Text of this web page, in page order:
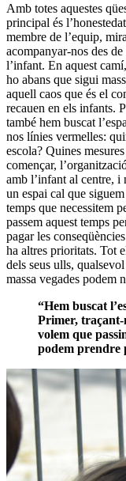
Amb totes aquestes
principal és
membre de l’equip,
acompanyar-nos des
l’infant. En aquest
ho abans que sigui
aquell caos que és el
recauen en els infants.
també hem buscat
nos línies vermelles:
escola? Quines
començar,
amb l’infant al centre, i
un espai cal que
temps que necessitem
passem aquest temps
pagar les
ha altres prioritats. Tot
dels seus ulls,
massa vegades podem
“Hem buscat
Primer, traçant-
volem que
podem prendre